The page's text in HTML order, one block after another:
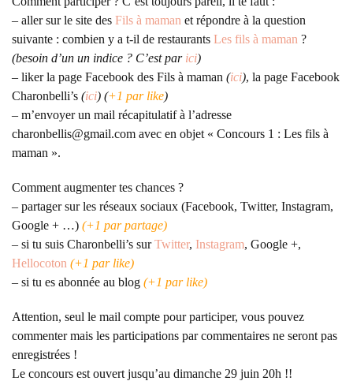
– aller sur le site des Fils à maman et répondre à la question
suivante : combien y a t-il de restaurants Les fils à maman ?
(besoin d’un un indice ? C’est par ici)
– liker la page Facebook des Fils à maman (ici), la page Facebook
Charonbelli’s (ici) (+1 par like)
– m’envoyer un mail récapitulatif à l’adresse
charonbellis@gmail.com avec en objet « Concours 1 : Les fils à
maman ».
Comment augmenter tes chances ?
– partager sur les réseaux sociaux (Facebook, Twitter, Instagram,
Google + …) (+1 par partage)
– si tu suis Charonbelli’s surTwitter, Instagram, Google +,
Hellocoton (+1 par like)
– si tu es abonnée au blog (+1 par like)
Attention, seul le mail compte pour participer, vous pouvez
commenter mais les participations par commentaires ne seront pas
enregistrées !
Le concours est ouvert jusqu’au dimanche 29 juin 20h !!